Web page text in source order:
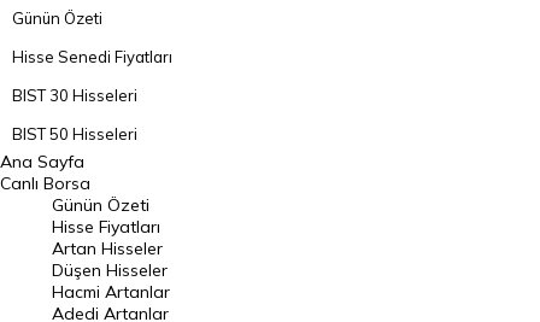
Günün Özeti
Hisse Senedi Fiyatları
BIST 30 Hisseleri
BIST 50 Hisseleri
BIST 100 Hisseleri
En Çok Artan Hisseler
En Çok Düşen Hisseler
Hacmi Artanlar
Ana Sayfa
Canlı Borsa
Günün Özeti
Hisse Fiyatları
Artan Hisseler
Düşen Hisseler
Hacmi Artanlar
Adedi Artanlar